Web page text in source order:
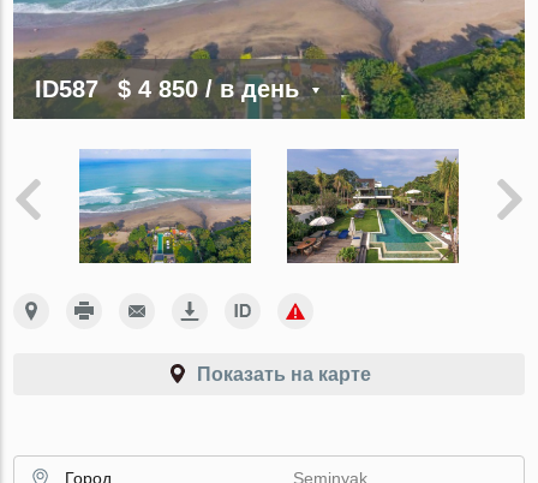
ID587 $ 4 850/ в день
Показать на карте
Город
Seminyak